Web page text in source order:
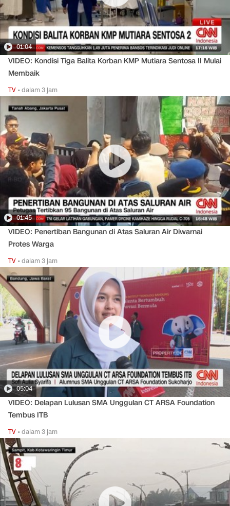
01:04
VIDEO: Kondisi Tiga Balita Korban KMP Mutiara Sentosa II Mulai
Membaik
TV •dalam 3 jam
01:45
VIDEO: Penertiban Bangunan di Atas Saluran Air Diwarnai
Protes Warga
TV •dalam 3 jam
05:04
VIDEO: Delapan Lulusan SMA Unggulan CT ARSA Foundation
Tembus ITB
TV •dalam 3 jam